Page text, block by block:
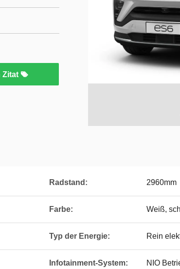
Zitat
Radstand: 2960mm
Farbe: Weiß,
Typ der Energie: Rein
Infotainment-System: NIO